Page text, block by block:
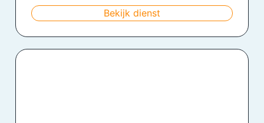
Bekijk dienst